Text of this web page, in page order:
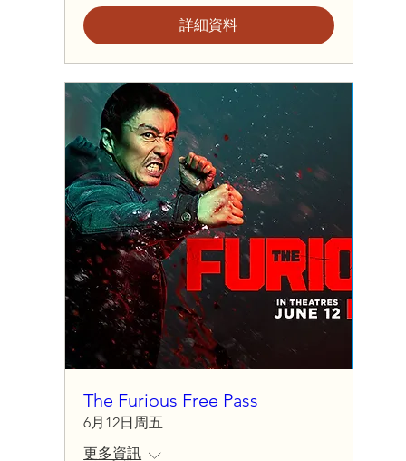
詳細資料
The Furious Free Pass
6月12日周五
更多資訊